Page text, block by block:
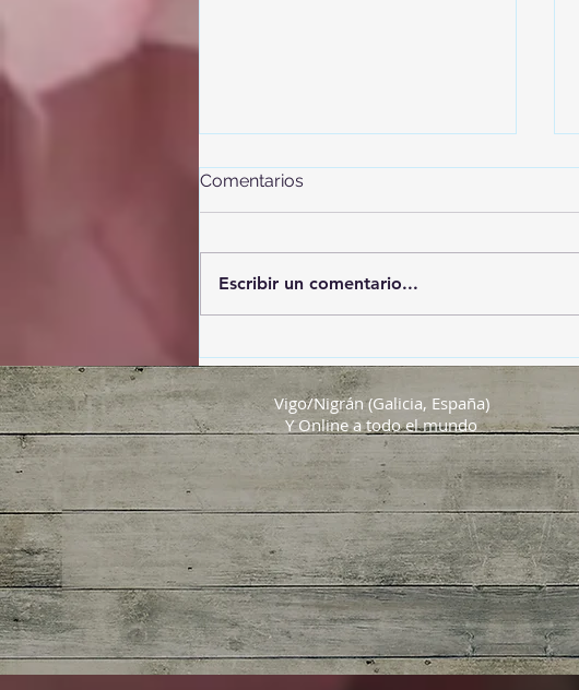
Comentarios
Escribir un comentario...
Vigo/Nigrán (Galicia, España)
Y Online a todo el mundo